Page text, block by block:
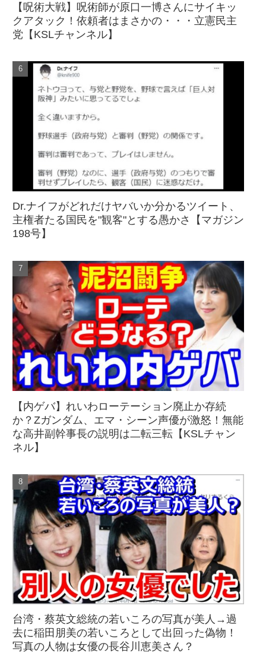
【呪術大戦】呪術師が原口一博さんにサイキッ
クアタック！依頼者はまさかの・・・立憲民主
党【KSLチャンネル】
Dr.ナイフがどれだけヤバいか分かるツイート、
主権者たる国民を"観客"とする愚かさ【マガジン
198号】
【内ゲバ】れいわローテーション廃止か存続
か？Zガンダム、エマ・シーン声優が激怒！無能
な高井副幹事長の説明は二転三転【KSLチャン
ネル】
台湾・蔡英文総統の若いころの写真が美人→過
去に稲田朋美の若いころとして出回った偽物！
写真の人物は女優の長谷川恵美さん？